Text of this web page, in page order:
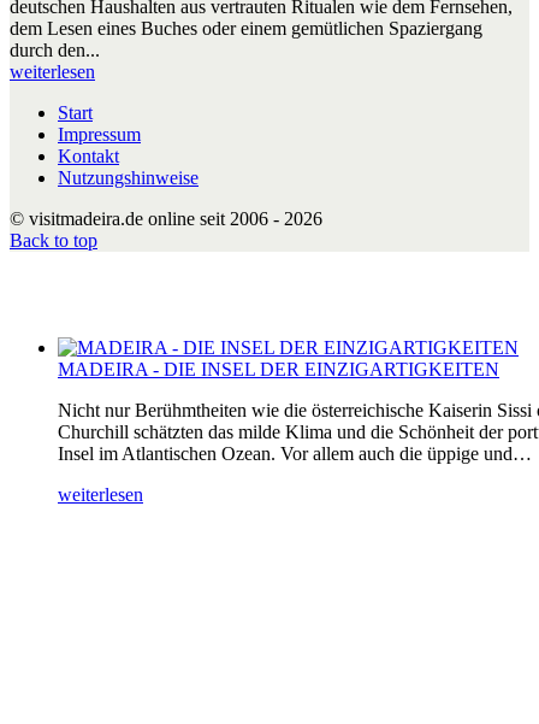
MADEIRA - DIE INSEL DER EINZIGARTIGKEITEN
Nicht nur Berühmtheiten wie die österreichische Kaiserin Sissi
Churchill schätzten das milde Klima und die Schönheit der
Insel im Atlantischen Ozean. Vor allem auch die üppige und…
weiterlesen
deutschen Haushalten aus vertrauten Ritualen wie dem Fernsehen,
dem Lesen eines Buches oder einem gemütlichen Spaziergang
durch den...
weiterlesen
Start
Impressum
Kontakt
Nutzungshinweise
© visitmadeira.de online seit 2006 - 2026
Back to top